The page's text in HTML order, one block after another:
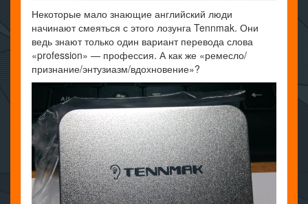
Некоторые мало знающие английский люди
начинают смеяться с этого лозунга Tennmak. Они
ведь знают только один вариант перевода слова
«profession» — профессия. А как же «ремесло/
признание/энтузиазм/вдохновение»?